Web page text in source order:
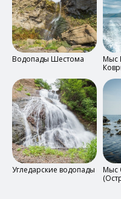
Водопады Шестома
Мыс
Угледарские водопады
Мыс